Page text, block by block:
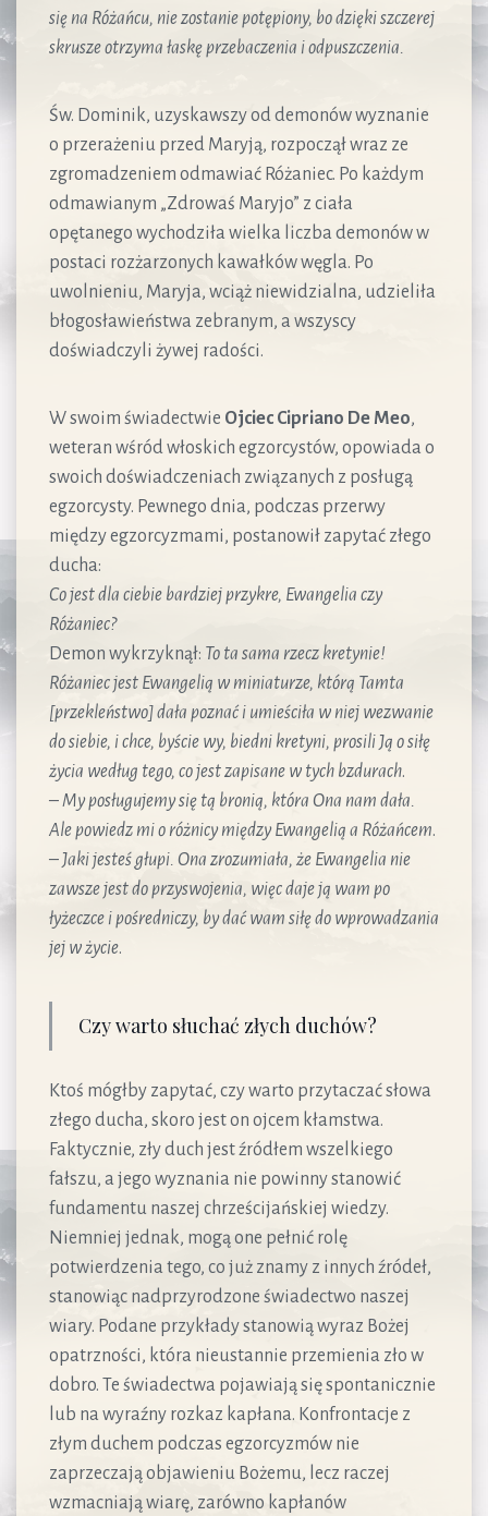
się na Różańcu, nie zostanie potępiony, bo dzięki szczerej
skrusze otrzyma łaskę przebaczenia i odpuszczenia.
Św. Dominik, uzyskawszy od demonów wyznanie
o przerażeniu przed Maryją, rozpoczął wraz ze
zgromadzeniem odmawiać Różaniec. Po każdym
odmawianym „Zdrowaś Maryjo” z ciała
opętanego wychodziła wielka liczba demonów w
postaci rozżarzonych kawałków węgla. Po
uwolnieniu, Maryja, wciąż niewidzialna, udzieliła
błogosławieństwa zebranym, a wszyscy
doświadczyli żywej radości.
W swoim świadectwie Ojciec Cipriano De Meo,
weteran wśród włoskich egzorcystów, opowiada o
swoich doświadczeniach związanych z posługą
egzorcysty. Pewnego dnia, podczas przerwy
między egzorcyzmami, postanowił zapytać złego
ducha:
Co jest dla ciebie bardziej przykre, Ewangelia czy
Różaniec?
Demon wykrzyknął: To ta sama rzecz kretynie!
Różaniec jest Ewangelią w miniaturze, którą Tamta
[przekleństwo] dała poznać i umieściła w niej wezwanie
do siebie, i chce, byście wy, biedni kretyni, prosili Ją o siłę
życia według tego, co jest zapisane w tych bzdurach.
–My posługujemy się tą bronią, która Ona nam dała.
Ale powiedz mi o różnicy między Ewangelią a Różańcem.
– Jaki jesteś głupi. Ona zrozumiała, że Ewangelia nie
zawsze jest do przyswojenia, więc daje ją wam po
łyżeczce i pośredniczy, by dać wam siłę do wprowadzania
jej w życie.
Czy warto słuchać złych duchów?
Ktoś mógłby zapytać, czy warto przytaczać słowa
złego ducha, skoro jest on ojcem kłamstwa.
Faktycznie, zły duch jest źródłem wszelkiego
fałszu, a jego wyznania nie powinny stanowić
fundamentu naszej chrześcijańskiej wiedzy.
Niemniej jednak, mogą one pełnić rolę
potwierdzenia tego, co już znamy z innych źródeł,
stanowiąc nadprzyrodzone świadectwo naszej
wiary. Podane przykłady stanowią wyraz Bożej
opatrzności, która nieustannie przemienia zło w
dobro. Te świadectwa pojawiają się spontanicznie
lub na wyraźny rozkaz kapłana. Konfrontacje z
złym duchem podczas egzorcyzmów nie
zaprzeczają objawieniu Bożemu, lecz raczej
wzmacniają wiarę, zarówno kapłanów